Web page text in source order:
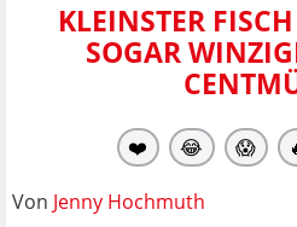
KLEINSTER
SOGAR
❤️ 😂 😱
Von Jenny Hochmuth